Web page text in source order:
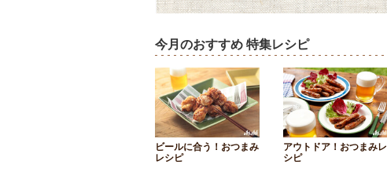
今月のおすすめ 特集レシピ
ビールに合う！おつまみ
レシピ
アウトドア！おつまみレ
シピ